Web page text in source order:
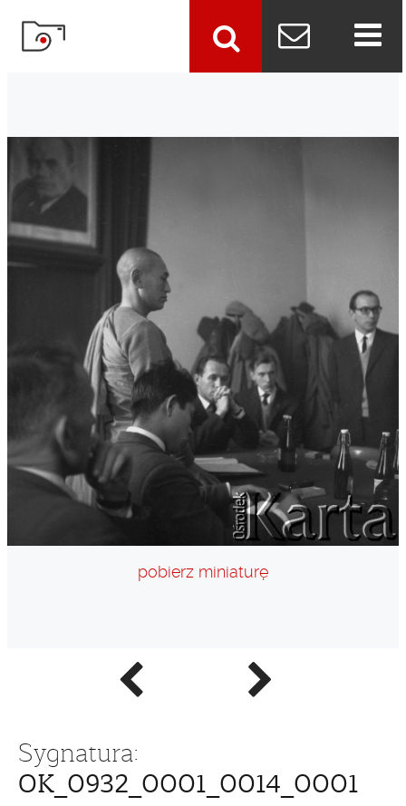
Poprzednie
zdjęcie
Następne
zdjęcie
pobierz miniaturę
Sygnatura:
OK_0932_0001_0014_0001